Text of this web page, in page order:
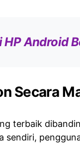
HP Android
Secara
terbaik
sendiri,